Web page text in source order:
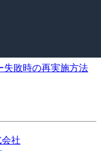
失敗時の再実施方法
社